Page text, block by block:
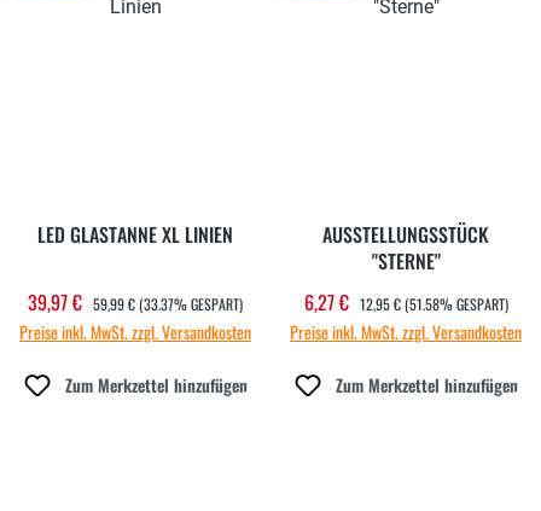
LED GLASTANNE XL LINIEN
Verkaufspreis:
39,97 € REGULÄRER PREIS:
59,99 €(33.37% GESPART)
Preise inkl. MwSt. zzgl. Versandkosten
Zum Merkzettel hinzufügen
AUSSTELLUNGSSTÜCK
"STERNE"
Verkaufspreis:
6,27 € REGULÄRER PREIS:
12,95 € (51.58% GESPART)
Preise inkl. MwSt. zzgl. Versandkosten
Zum Merkzettel hinzufügen